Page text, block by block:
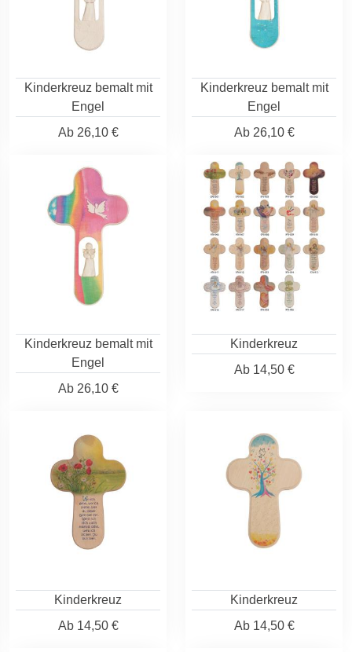
Kinderkreuz bemalt mit
Engel
Ab26,10 €
Kinderkreuz bemalt mit
Engel
Ab26,10 €
Kinderkreuz bemalt mit
Engel
Ab26,10 €
Kinderkreuz
Ab14,50 €
Kinderkreuz
Ab14,50 €
Kinderkreuz
Ab14,50 €